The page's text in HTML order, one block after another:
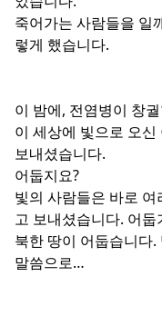
죽어가는 사람들을 일
렇게 했습니다.
이 밤에, 전염병이 창
이 세상에 빛으로 오
보내셨습니다.
어둡지요?
빛의 사람들은 바로
고 보내셨습니다. 어
북한 땅이 어둡습니다
말씀으로…